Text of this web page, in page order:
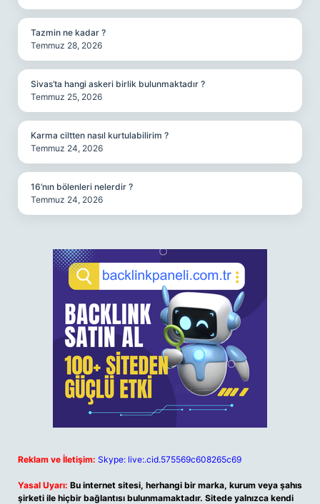
Tazmin ne kadar ?
Temmuz 28, 2026
Sivas’ta hangi askeri birlik bulunmaktadır ?
Temmuz 25, 2026
Karma ciltten nasıl kurtulabilirim ?
Temmuz 24, 2026
16’nın bölenleri nelerdir ?
Temmuz 24, 2026
Reklam ve İletişim: Skype: live:.cid.575569c608265c69
Yasal Uyarı: Bu internet sitesi, herhangi bir marka, kurum veya şahıs
şirketi ile hiçbir bağlantısı bulunmamaktadır. Sitede yalnızca kendi